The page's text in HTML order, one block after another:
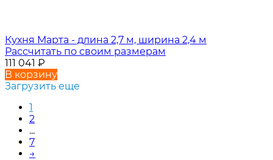
Кухня Марта - длина 2,7 м, ширина 2,4 м
Рассчитать по своим размерам
111 041 ₽
В корзину
Загрузить еще
1
2
...
7
→